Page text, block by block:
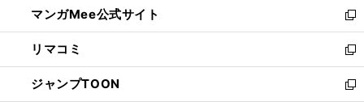
く
ド
ウ
で
開
く
ィ
ン
ド
ウ
で
開
い
ウ
ィ
ン
ド
ウ
マンガMee公式サイト
新
し
い
ウ
ィ
ン
リマコミ
新
し
い
ウ
ジャンプTOON
新
し